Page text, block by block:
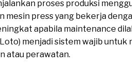
proses produksi
mesin press yang bekerja
apabila maintenance
menjadi sistem wajib
atau perawatan.